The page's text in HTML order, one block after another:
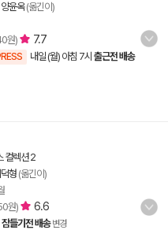
양윤옥(옮긴이)
원) 7.7
내일 (월) 아침 7시 출근전 배송
컬렉션 2
형(옮긴이)
원) 6.6
잠들기전 배송 변경